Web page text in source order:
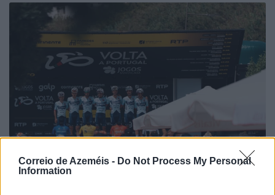
Correio de Azeméis - Do Not Process My Personal
Information